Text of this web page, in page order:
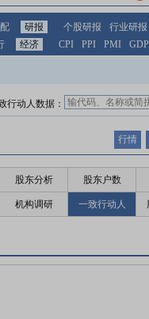
研报 个股研报 行业研报
经济 CPI PPI PMI GDP
行动人数据：
行情
股东分析 股东户数
机构调研 一致行动人